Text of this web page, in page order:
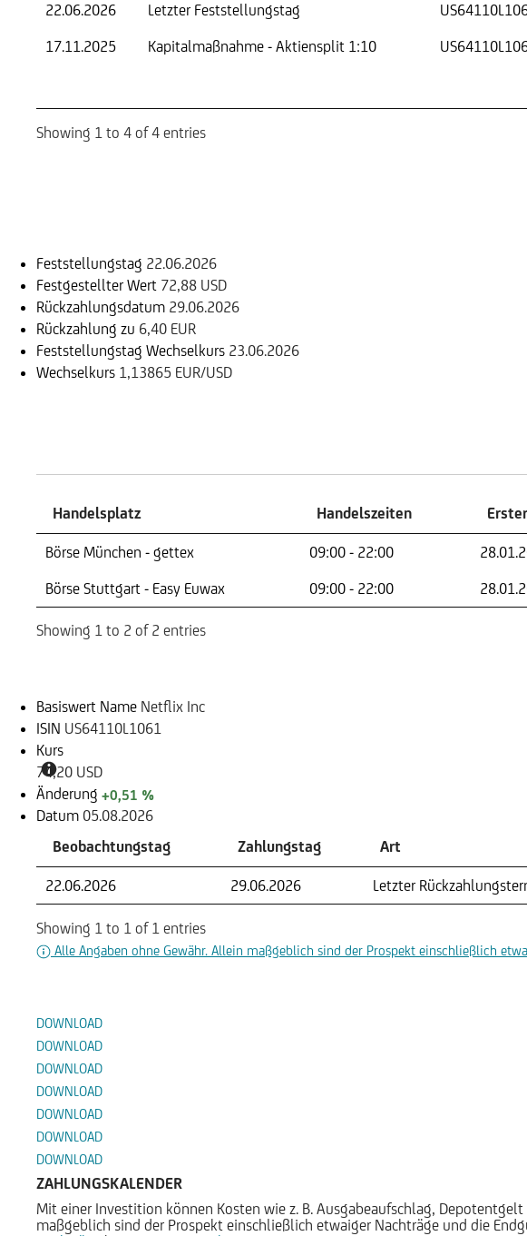
22.06.2026
Letzter Feststellungstag
17.11.2025
Kapitalmaßnahme - Aktiensplit 1:10
Showing 1 to 4 of 4 entries
Feststellungstag 22.06.2026
Festgestellter Wert 72,88 USD
Rückzahlungsdatum 29.06.2026
Rückzahlung zu 6,40 EUR
Feststellungstag Wechselkurs 23.06.2026
Wechselkurs 1,13865 EUR/USD
Handelsplatz Handelszeiten
Handelsplatz
Handelszeiten
Börse München - gettex 09:00 - 22:00
Börse Stuttgart - Easy Euwax
09:00 - 22:00
Showing 1 to 2 of 2 entries
Basiswert Name Netflix Inc
ISIN US64110L1061
Kurs
74,20 USD
Änderung +0,51 %
Datum 05.08.2026
Beobachtungstag Zahlungstag Art
22.06.2026 29.06.2026 Letzter
Showing 1 to 1 of 1 entries
Alle Angaben ohne Gewähr. Allein maßgeblich sind der Prospekt einschließlich
DOWNLOAD
DOWNLOAD
DOWNLOAD
DOWNLOAD
DOWNLOAD
DOWNLOAD
DOWNLOAD
ZAHLUNGSKALENDER
Mit einer Investition können Kosten wie z. B. Ausgabeaufschlag,
maßgeblich sind der Prospekt einschließlich etwaiger Nachträge und die